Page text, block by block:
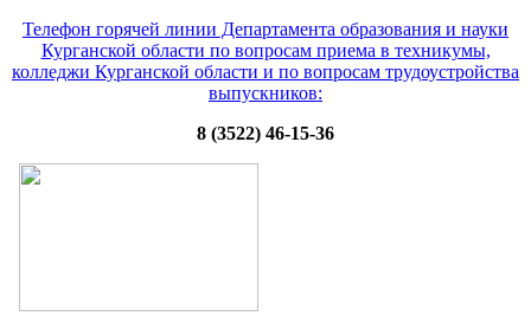
Телефон горячей линии Департамента образования и науки
Курганской области по вопросам приема в техникумы,
колледжи Курганской области и по вопросам трудоустройства
выпускников:
8 (3522) 46-15-36